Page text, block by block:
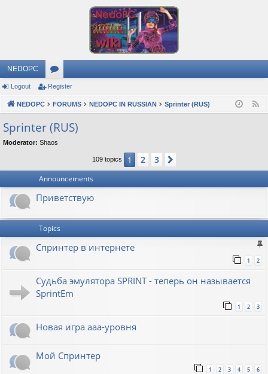
NEDOPC
or
u
m
s
Logout Register
NEDOPC FORUMS NEDOPC IN RUSSIAN Sprinter (RUS)
Sprinter (RUS)
Moderator: Shaos
109 topics 1 2 3
Announcements
Приветствую
Topics
Спринтер в интернете
1 2
Судьба эмулятора SPRINT - теперь он называется
SprintEm
1 2 3
Новая игра ааа-уровня
Мой Спринтер
1 2 3 4 5 6